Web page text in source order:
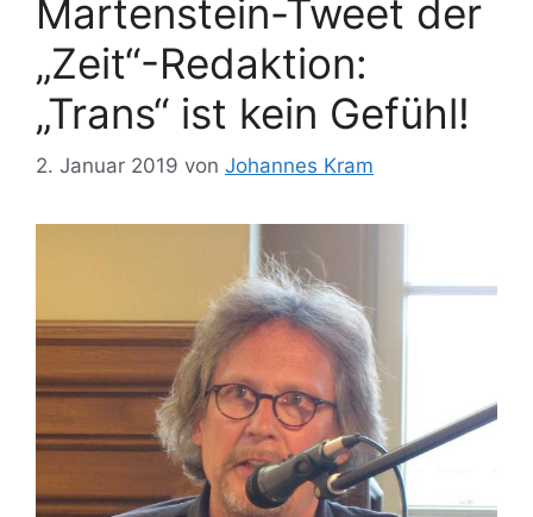
Martenstein-Tweet der
„Zeit“-Redaktion:
„Trans“ ist kein Gefühl!
2. Januar 2019 von Johannes Kram